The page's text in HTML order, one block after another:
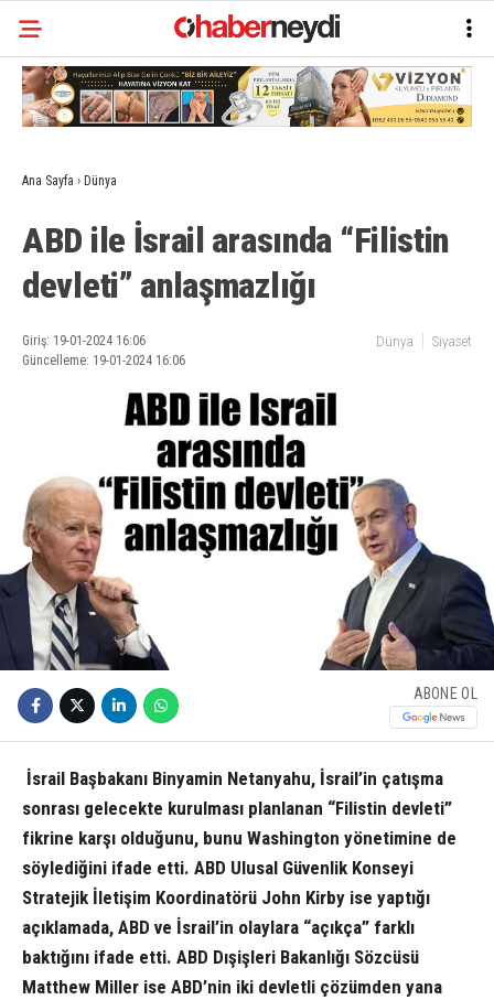
Ana Sayfa › Dünya
ABD ile İsrail arasında “Filistin
devleti” anlaşmazlığı
Giriş: 19-01-2024 16:06
Güncelleme: 19-01-2024 16:06
Dünya Siyaset
ABONE OL
İsrail Başbakanı Binyamin Netanyahu, İsrail’in çatışma
sonrası gelecekte kurulması planlanan “Filistin devleti”
fikrine karşı olduğunu, bunu Washington yönetimine de
söylediğini ifade etti. ABD Ulusal Güvenlik Konseyi
Stratejik İletişim Koordinatörü John Kirby ise yaptığı
açıklamada, ABD ve İsrail’in olaylara “açıkça” farklı
baktığını ifade etti. ABD Dışişleri Bakanlığı Sözcüsü
Matthew Miller ise ABD’nin iki devletli çözümden yana